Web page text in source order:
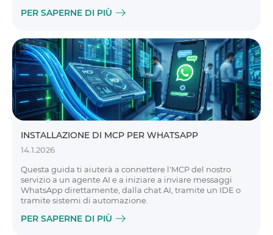
PER SAPERNE DI PIÙ
INSTALLAZIONE DI MCP PER WHATSAPP
14.1.2026
Questa guida ti aiuterà a connettere l'MCP del nostro
servizio a un agente AI e a iniziare a inviare messaggi
WhatsApp direttamente, dalla chat AI, tramite un IDE o
tramite sistemi di automazione.
PER SAPERNE DI PIÙ